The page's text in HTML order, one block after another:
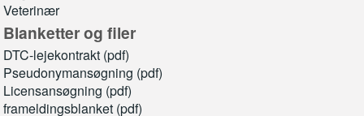
Veterinær
Blanketter og filer
DTC-lejekontrakt (pdf)
Pseudonymansøgning (pdf)
Licensansøgning (pdf)
frameldingsblanket (pdf)